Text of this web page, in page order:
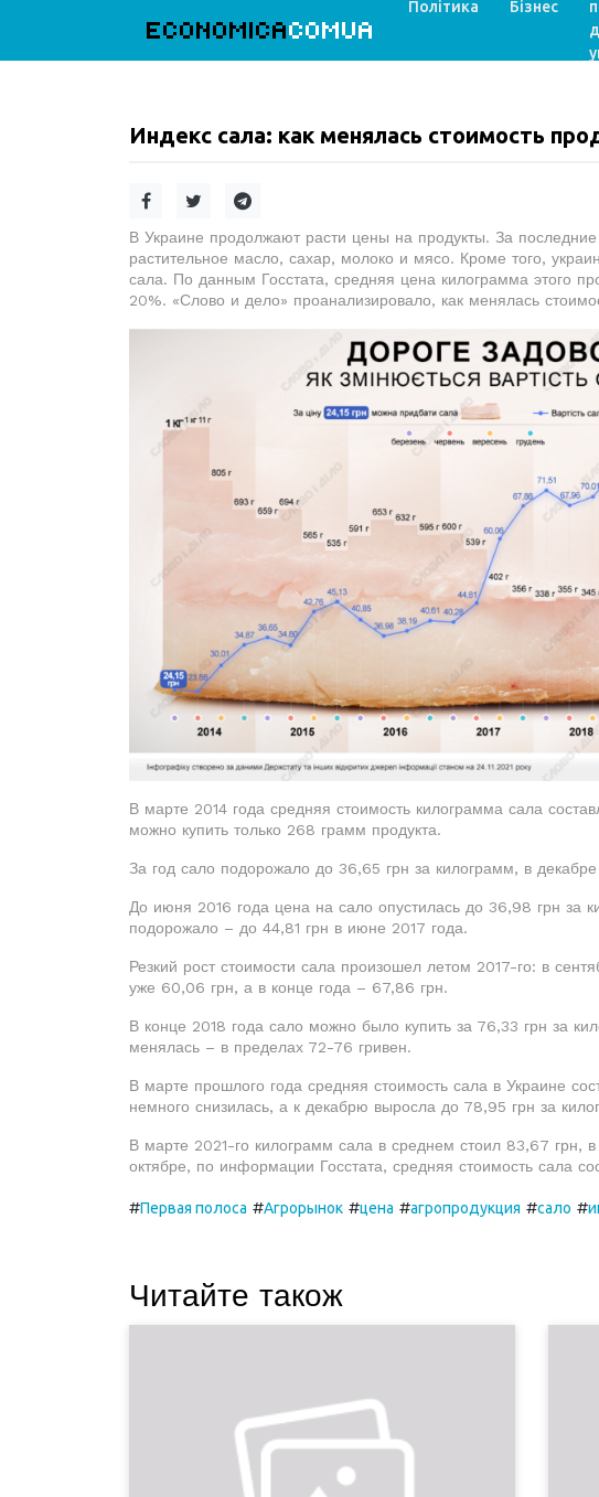
ECONOMICACOMUA
Політика Бізнес
Индекс сала: как менялась стоимость
В Украине продолжают расти цены на продукты. За
растительное масло, сахар, молоко и мясо. Кроме того,
сала. По данным Госстата, средняя цена килограмма этого
20%. «Слово и дело» проанализировало, как менялась
В марте 2014 года средняя стоимость килограмма сала
можно купить только 268 грамм продукта.
За год сало подорожало до 36,65 грн за килограмм, в
До июня 2016 года цена на сало опустилась до 36,98 грн за
подорожало – до 44,81 грн в июне 2017 года.
Резкий рост стоимости сала произошел летом 2017-го: в
уже 60,06 грн, а в конце года – 67,86 грн.
В конце 2018 года сало можно было купить за 76,33 грн за
менялась – в пределах 72-76 гривен.
В марте прошлого года средняя стоимость сала в Украине
немного снизилась, а к декабрю выросла до 78,95 грн за
В марте 2021-го килограмм сала в среднем стоил 83,67
октябре, по информации Госстата, средняя стоимость сала
#Первая полоса #Агрорынок #цена #агропродукция #сало #
Читайте також